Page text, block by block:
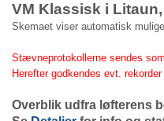
VM Klassisk i
Skemaet viser automatisk
Stævneprotokollerne sendes
Herefter godkendes evt.
Overblik udfra løfterens